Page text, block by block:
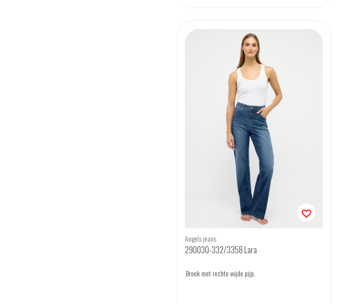
Angels jeans
290030-332/3358 Lara
Broek met rechte wijde pijp.